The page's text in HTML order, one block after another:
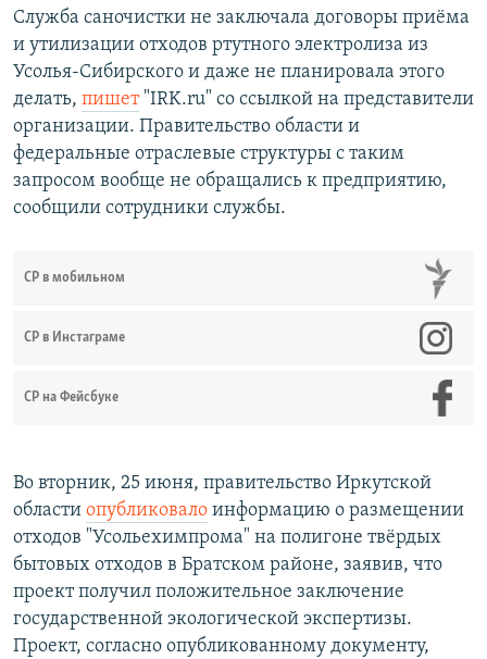
Служба саночистки не заключала договоры приёма
и утилизации отходов ртутного электролиза из
Усолья-Сибирского и даже не планировала этого
делать, пишет"IRK.ru" со ссылкой на представители
организации. Правительство области и
федеральные отраслевые структуры с таким
запросом вообще не обращались к предприятию,
сообщили сотрудники службы.
СР в мобильном
СР в Инстаграме
СР на Фейсбуке
Во вторник, 25 июня, правительство Иркутской
области опубликовало информацию о размещении
отходов "Усольехимпрома" на полигоне твёрдых
бытовых отходов в Братском районе, заявив, что
проект получил положительное заключение
государственной экологической экспертизы.
Проект, согласно опубликованному документу,